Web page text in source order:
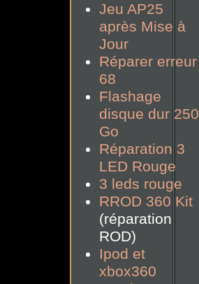
Jeu AP25
après Mise à
Jour
Réparer erreur
68
Flashage
disque dur 250
Go
Réparation 3
LED Rouge
3 leds rouge
RROD 360 Kit
(réparation
ROD)
Ipod et
xbox360